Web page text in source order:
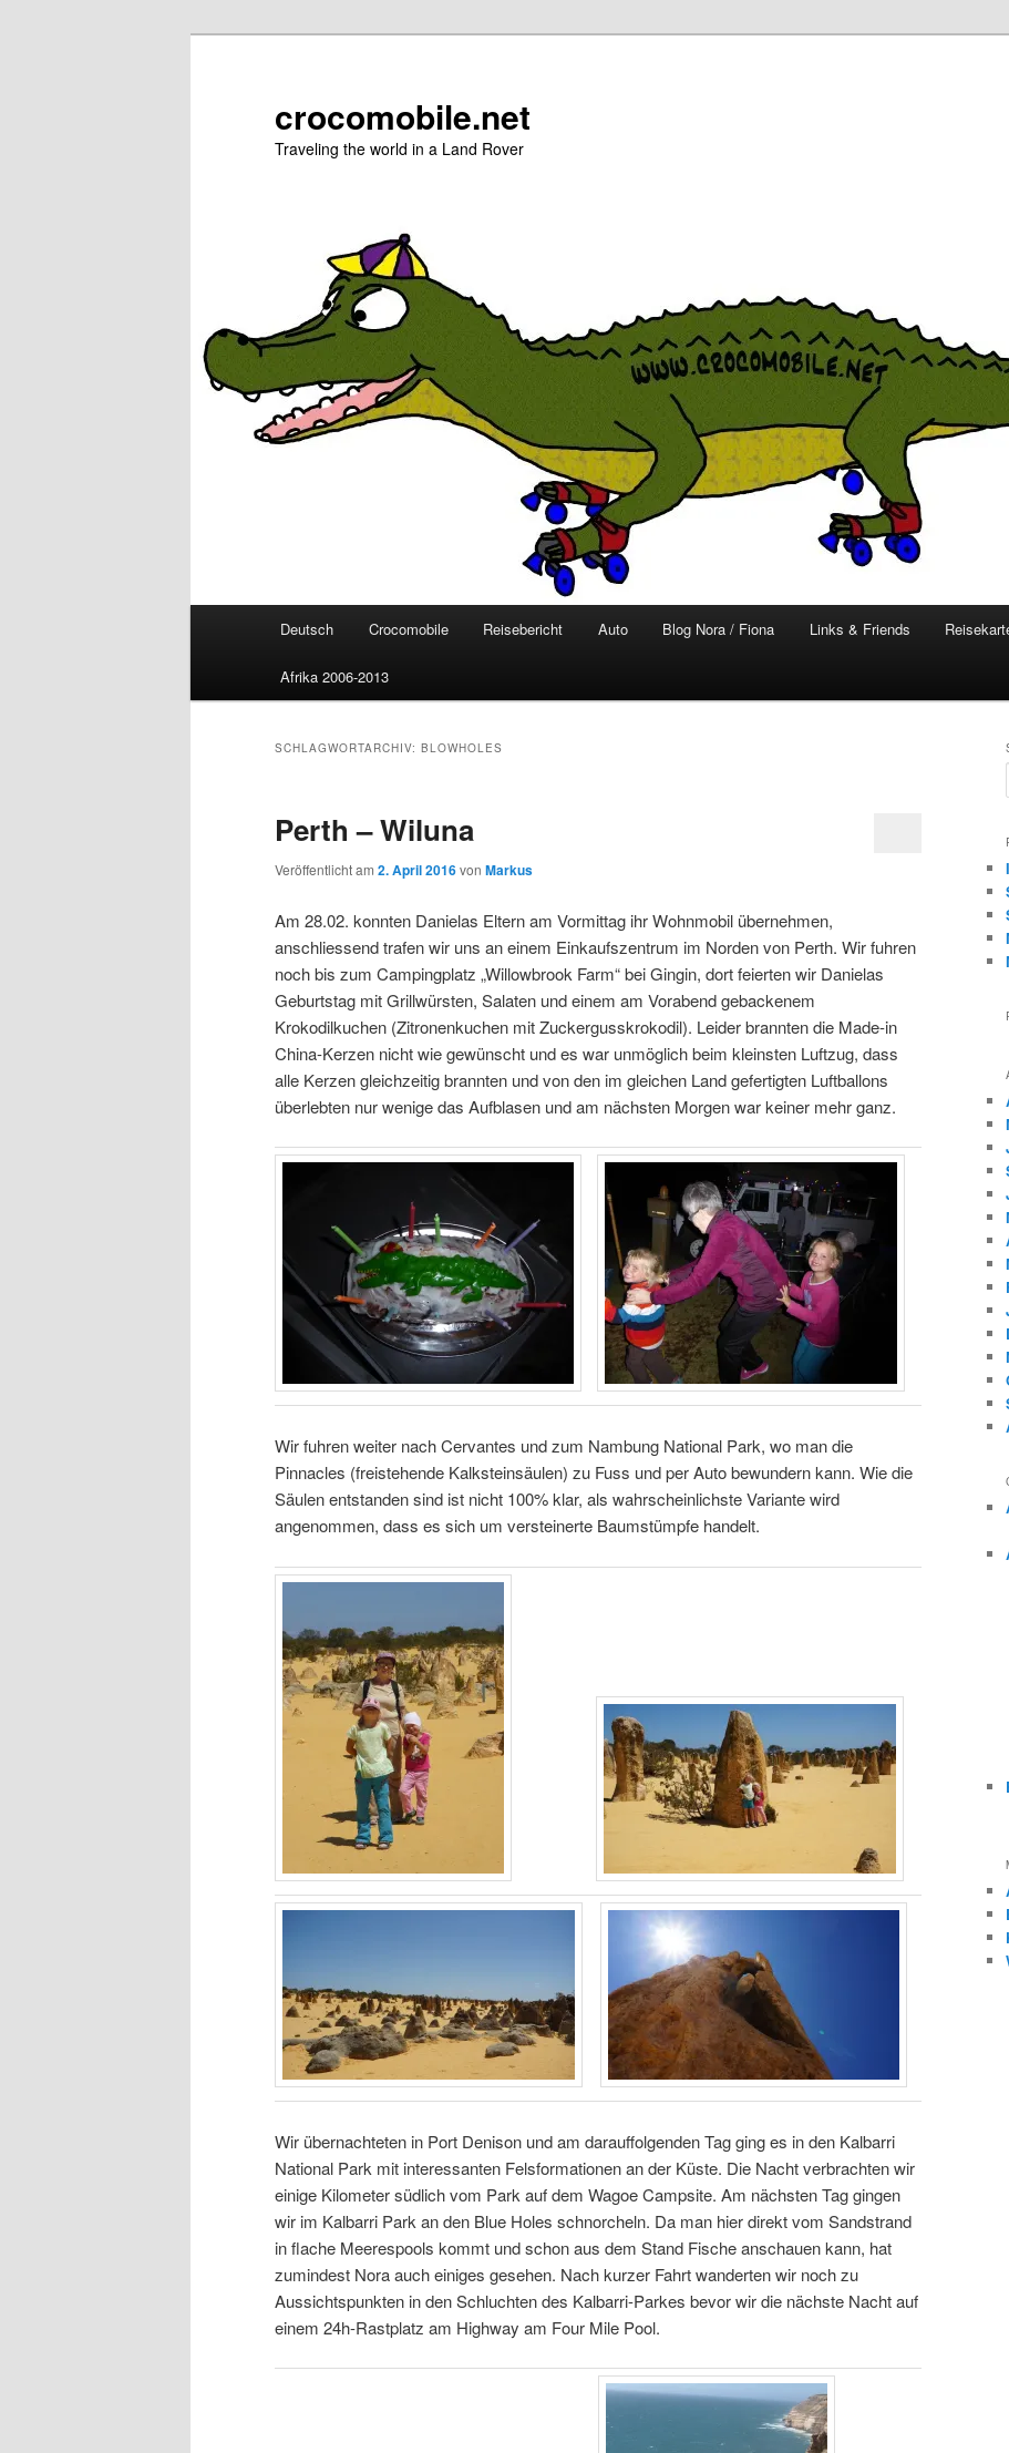
crocomobile.net
Traveling the world in a Land Rover
Deutsch Crocomobile Reisebericht Auto Blog Nora / Fiona Links & Friends
Afrika 2006-2013
SCHLAGWORTARCHIV: BLOWHOLES
Perth – Wiluna
Veröffentlicht am 2. April 2016von Markus
Am 28.02. konnten Danielas Eltern am Vormittag ihr Wohnmobil übernehmen,
anschliessend trafen wir uns an einem Einkaufszentrum im Norden von Perth. Wir fuhren
noch bis zum Campingplatz „Willowbrook Farm“ bei Gingin, dort feierten wir Danielas
Geburtstag mit Grillwürsten, Salaten und einem am Vorabend gebackenem
Krokodilkuchen (Zitronenkuchen mit Zuckergusskrokodil). Leider brannten die Made-in
China-Kerzen nicht wie gewünscht und es war unmöglich beim kleinsten Luftzug, dass
alle Kerzen gleichzeitig brannten und von den im gleichen Land gefertigten Luftballons
überlebten nur wenige das Aufblasen und am nächsten Morgen war keiner mehr ganz.
Wir fuhren weiter nach Cervantes und zum Nambung National Park, wo man die
Pinnacles (freistehende Kalksteinsäulen) zu Fuss und per Auto bewundern kann. Wie die
Säulen entstanden sind ist nicht 100% klar, als wahrscheinlichste Variante wird
angenommen, dass es sich um versteinerte Baumstümpfe handelt.
Wir übernachteten in Port Denison und am darauffolgenden Tag ging es in den Kalbarri
National Park mit interessanten Felsformationen an der Küste. Die Nacht verbrachten wir
einige Kilometer südlich vom Park auf dem Wagoe Campsite. Am nächsten Tag gingen
wir im Kalbarri Park an den Blue Holes schnorcheln. Da man hier direkt vom Sandstrand
in flache Meerespools kommt und schon aus dem Stand Fische anschauen kann, hat
zumindest Nora auch einiges gesehen. Nach kurzer Fahrt wanderten wir noch zu
Aussichtspunkten in den Schluchten des Kalbarri-Parkes bevor wir die nächste Nacht auf
einem 24h-Rastplatz am Highway am Four Mile Pool.